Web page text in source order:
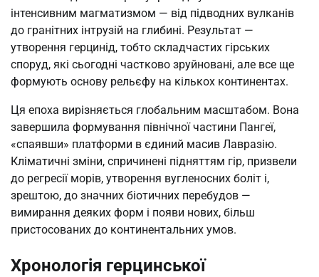
інтенсивним магматизмом — від підводних вулканів
до гранітних інтрузій на глибині. Результат —
утворення герцинід, тобто складчастих гірських
споруд, які сьогодні частково зруйновані, але все ще
формують основу рельєфу на кількох континентах.
Ця епоха вирізняється глобальним масштабом. Вона
завершила формування північної частини Пангеї,
«спаявши» платформи в єдиний масив Лавразію.
Кліматичні зміни, спричинені підняттям гір, призвели
до регресії морів, утворення вугленосних боліт і,
зрештою, до значних біотичних перебудов —
вимирання деяких форм і появи нових, більш
пристосованих до континентальних умов.
Хронологія герцинської